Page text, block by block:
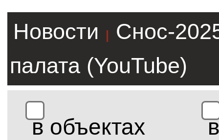
Новости |
Снос-
палата (YouTube)
в объектах
в